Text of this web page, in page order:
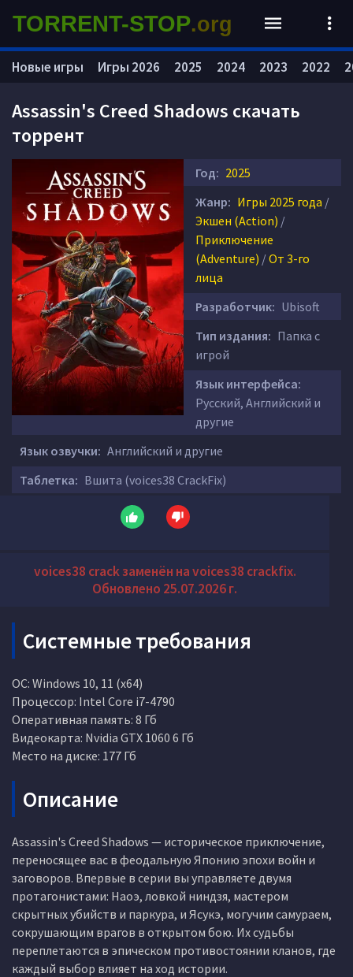
Assassin's Creed Shadows скачать
торрент
Год: 2025
Жанр: Игры 2025 года /
Экшен (Action) /
Приключение
(Adventure) /От 3-го
лица
Разработчик: Ubisoft
Тип издания: Папка с
игрой
Язык интерфейса:
Русский, Английский и
другие
Язык озвучки: Английский и другие
Таблетка: Вшита (voices38 CrackFix)
voices38 crack заменён на voices38 crackfix.
Обновлено 25.07.2026 г.
Системные требования
ОС: Windows 10, 11 (x64)
Процессор: Intel Core i7-4790
Оперативная память: 8 Гб
Видеокарта: Nvidia GTX 1060 6 Гб
Место на диске: 177 Гб
Описание
Assassin's Creed Shadows — историческое приключение,
переносящее вас в феодальную Японию эпохи войн и
заговоров. Впервые в серии вы управляете двумя
протагонистами: Наоэ, ловкой ниндзя, мастером
скрытных убийств и паркура, и Ясукэ, могучим самураем,
сокрушающим врагов в открытом бою. Их судьбы
переплетаются в эпическом противостоянии кланов, где
каждый выбор влияет на ход истории.
Новые игры Игры 2026 2025 2024 2023 2022
TORRENT-STOP.org